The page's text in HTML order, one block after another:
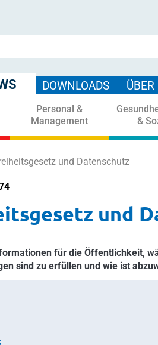
DOWNLOADS ÜBER
Personal &
Management
&
und Datenschutz
und
für die Öffentlichkeit,
sind zu erfüllen und wie ist